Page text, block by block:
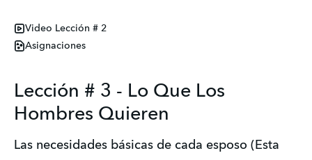
Video Lección # 2
Asignaciones
Lección # 3 - Lo Que Los
Hombres Quieren
Las necesidades básicas de cada esposo (Esta